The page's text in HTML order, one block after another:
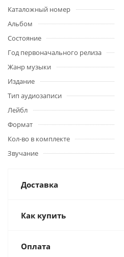
Каталожный номер
Альбом
Состояние
Год первоначального релиза
Жанр музыки
Издание
Тип аудиозаписи
Лейбл
Формат
Кол-во в комплекте
Звучание
Доставка
Как купить
Оплата